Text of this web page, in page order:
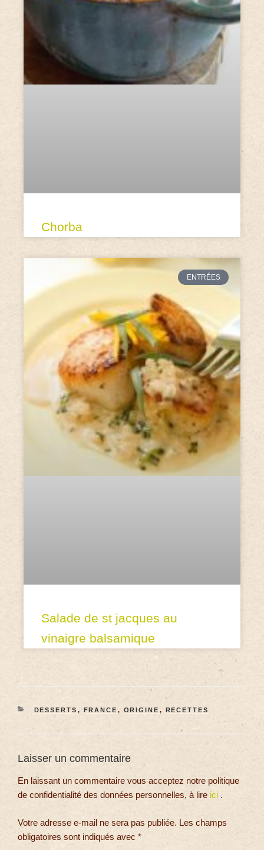
Chorba
ENTRÉES
Salade de st jacques au
vinaigre balsamique
DESSERTS , FRANCE , ORIGINE , RECETTES
Laisser un commentaire
En laissant un commentaire vous acceptez notre politique
de confidentialité des données personnelles, à lire ici .
Votre adresse e-mail ne sera pas publiée. Les champs
obligatoires sont indiqués avec *